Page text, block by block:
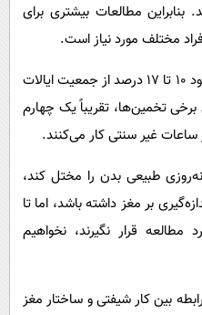
مطالعات بیشتری برای
مختلف مورد نیاز است.
امروزه کارگران شیفتی تمام‌وقت حدود ۱۰ تا ۱۷ درصد از جمعیت ایالات
تخمین‌ها، تقریباً یک چهارم
ساعات غیر سنتی کار می‌کنند.
طبیعی بدن را مختل کند،
بر مغز داشته باشد، اما تا
مطالعه قرار نگیرند، نخواهیم
بین کار شیفتی و ساختار مغز